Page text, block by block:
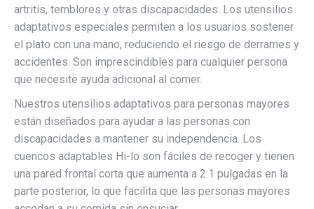
artritis, temblores y otras discapacidades. Los utensilios
adaptativos especiales permiten a los usuarios sostener
el plato con una mano, reduciendo el riesgo de derrames y
accidentes. Son imprescindibles para cualquier persona
que necesite ayuda adicional al comer.
Nuestros utensilios adaptativos para personas mayores
están diseñados para ayudar a las personas con
discapacidades a mantener su independencia. Los
cuencos adaptables Hi-lo son fáciles de recoger y tienen
una pared frontal corta que aumenta a 2.1 pulgadas en la
parte posterior, lo que facilita que las personas mayores